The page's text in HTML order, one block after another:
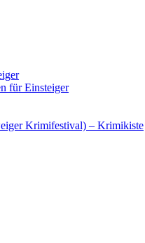
für Einsteiger
Krimifestival) – Krimikiste